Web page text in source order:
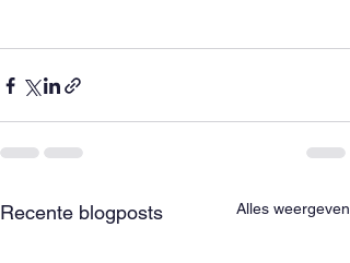
Recente blogposts Alles weergeven